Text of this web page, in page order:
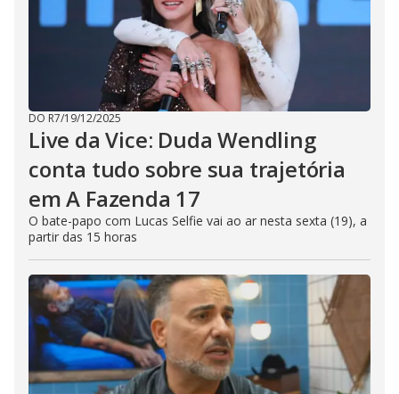
DO R7/19/12/2025
Live da Vice: Duda Wendling
conta tudo sobre sua trajetória
em A Fazenda 17
O bate-papo com Lucas Selfie vai ao ar nesta sexta (19), a
partir das 15 horas